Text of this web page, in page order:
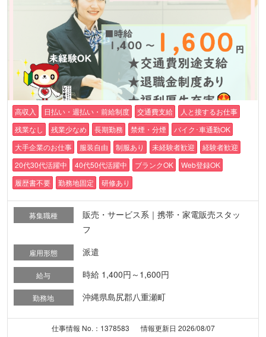
高収入 日払い・週払い・前給制度 交通費支給
人と接するお仕事
残業なし
残業少なめ 長期勤務 禁煙・分煙
バイク･車通勤OK
大手企業のお仕事
服装自由 制服あり 未経験者歓迎
経験者歓迎
20代30代活躍中
40代50代活躍中 ブランクOK
Web登録OK
履歴書不要
勤務地固定 研修あり
募集職種
販売・サービス系｜携帯・家電販売スタッ
フ
雇用形態 派遣
給与 時給 1,400円～1,600円
勤務地 沖縄県島尻郡八重瀬町
仕事情報 No.：1378583
情報更新日 2026/08/07